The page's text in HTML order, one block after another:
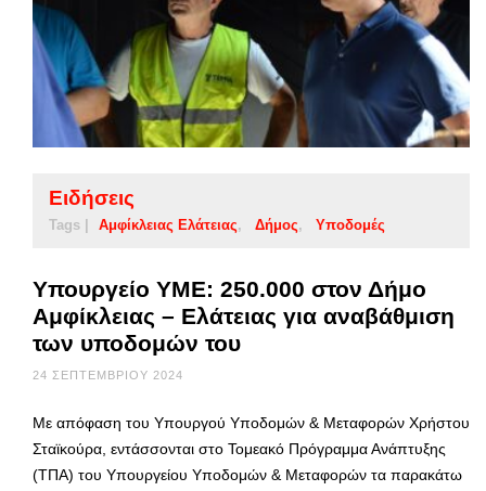
Ειδήσεις
Tags | Αμφίκλειας Ελάτειας Δήμος Υποδομές
Υπουργείο ΥΜΕ: 250.000 στον Δήμο
Αμφίκλειας – Ελάτειας για αναβάθμιση
των υποδομών του
24 ΣΕΠΤΕΜΒΡΊΟΥ 2024
Με απόφαση του Υπουργού Υποδομών & Μεταφορών Χρήστου
Σταϊκούρα, εντάσσονται στο Τομεακό Πρόγραμμα Ανάπτυξης
(ΤΠΑ) του Υπουργείου Υποδομών & Μεταφορών τα παρακάτω